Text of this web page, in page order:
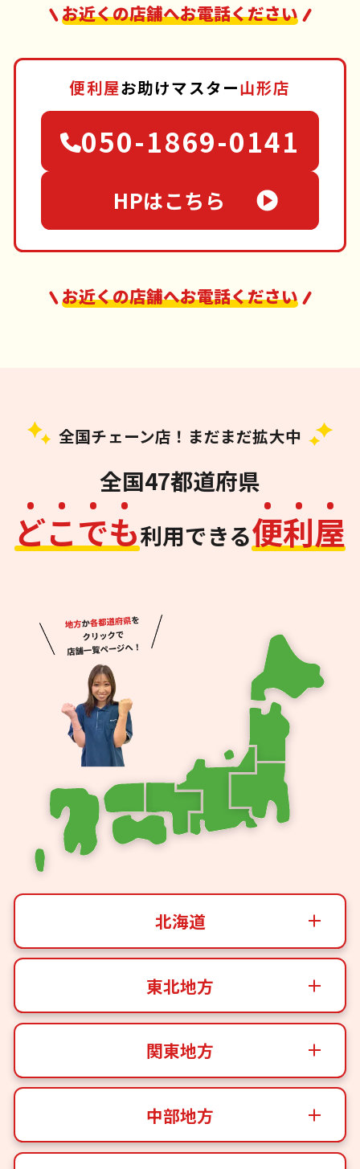
お近くの店舗へお電話ください
便利屋お助けマスター山形店
050-1869-0141
HPはこちら
お近くの店舗へお電話ください
全国チェーン店！まだまだ拡大中
全国47都道府県
どこでも利用できる便利屋
北海道
東北地方
関東地方
中部地方